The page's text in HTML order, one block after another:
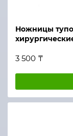
Ножницы
3 500 ₸